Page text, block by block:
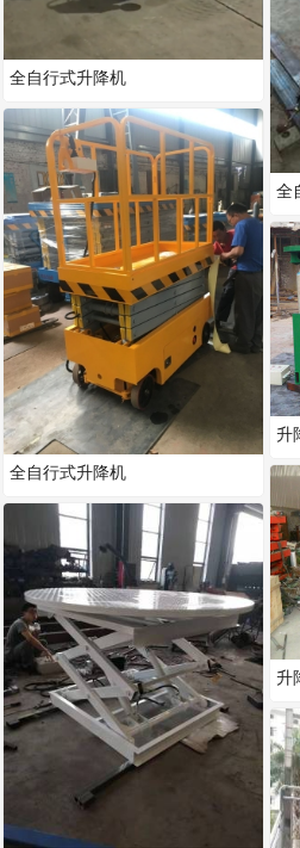
全自行式升降机
全自行式升降机
全
升
升